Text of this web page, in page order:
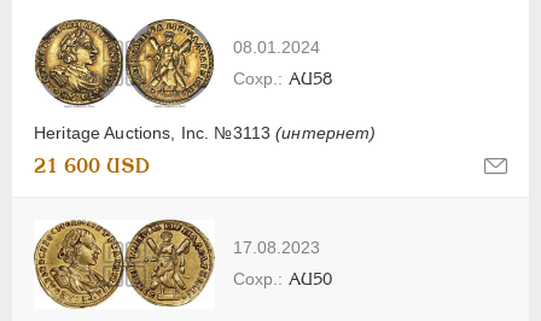
08.01.2024
Heritage Auctions, Inc. №3113(интернет)
AU58
21 600 USD
17.08.2023
AU50